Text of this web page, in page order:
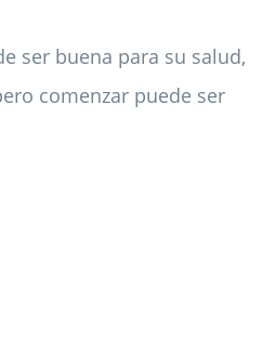
ser buena para su salud,
comenzar puede ser